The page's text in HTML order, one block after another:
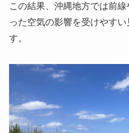
この結果、沖縄地方では前
った空気の影響を受けやすい
す。